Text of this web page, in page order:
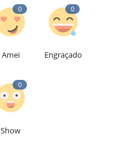
0
Amei
0
Engraçado
0
Show